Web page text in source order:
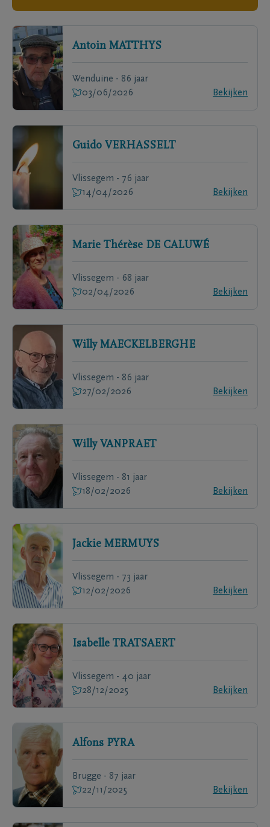
Antoin MATTHYS
Wenduine - 86 jaar
03/06/2026
Bekijken
Guido VERHASSELT
Vlissegem - 76 jaar
14/04/2026
Bekijken
Marie Thérèse DE CALUWÉ
Vlissegem - 68 jaar
02/04/2026
Bekijken
Willy MAECKELBERGHE
Vlissegem - 86 jaar
27/02/2026
Bekijken
Willy VANPRAET
Vlissegem - 81 jaar
18/02/2026
Bekijken
Jackie MERMUYS
Vlissegem - 73 jaar
12/02/2026
Bekijken
Isabelle TRATSAERT
Vlissegem - 40 jaar
28/12/2025
Bekijken
Alfons PYRA
Brugge - 87 jaar
22/11/2025
Bekijken